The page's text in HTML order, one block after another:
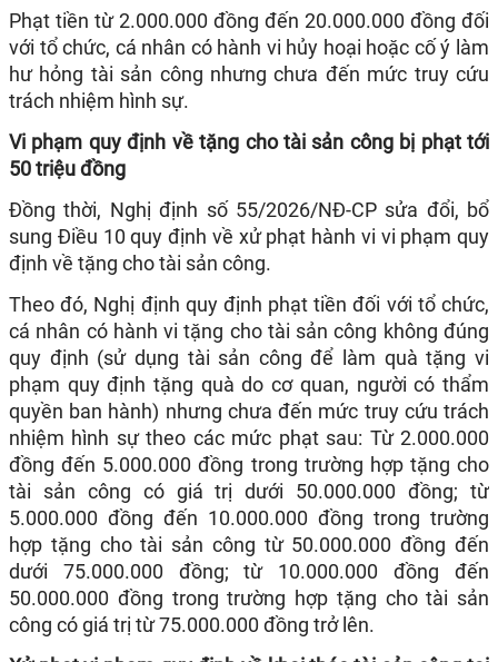
Phạt tiền từ 2.000.000 đồng đến 20.000.000 đồng đối
với tổ chức, cá nhân có hành vi hủy hoại hoặc cố ý làm
hư hỏng tài sản công nhưng chưa đến mức truy cứu
trách nhiệm hình sự.
Vi phạm quy định về tặng cho tài sản công bị phạt tới
50 triệu đồng
Đồng thời, Nghị định số 55/2026/NĐ-CP sửa đổi, bổ
sung Điều 10 quy định về xử phạt hành vi vi phạm quy
định về tặng cho tài sản công.
Theo đó, Nghị định quy định phạt tiền đối với tổ chức,
cá nhân có hành vi tặng cho tài sản công không đúng
quy định (sử dụng tài sản công để làm quà tặng vi
phạm quy định tặng quà do cơ quan, người có thẩm
quyền ban hành) nhưng chưa đến mức truy cứu trách
nhiệm hình sự theo các mức phạt sau: Từ 2.000.000
đồng đến 5.000.000 đồng trong trường hợp tặng cho
tài sản công có giá trị dưới 50.000.000 đồng; từ
5.000.000 đồng đến 10.000.000 đồng trong trường
hợp tặng cho tài sản công từ 50.000.000 đồng đến
dưới 75.000.000 đồng; từ 10.000.000 đồng đến
50.000.000 đồng trong trường hợp tặng cho tài sản
công có giá trị từ 75.000.000 đồng trở lên.